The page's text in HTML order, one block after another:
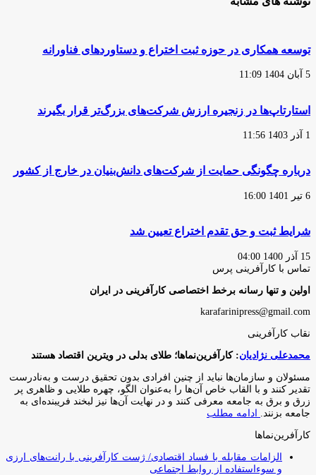
توسعه همکاری در حوزه ثبت اختراع و دستاوردهای فناورانه
5 آبان 1404 11:09
استارتاپ‌ها در زنجیره ارزش شرکت‌های بزرگ‌تر قرار بگیرند
1 آذر 1403 11:56
درباره چگونگی حمایت از شرکت‌های دانش‌بنیان در خارج از کشور
6 تیر 1401 16:00
شرایط ثبت و حق تقدم اختراع تعیین شد
15 آذر 1400 04:00
تماس با کارآفرینی پرس
اولین و تنها رسانه برخط اختصاصی کارآفرینی در ایران
karafarinipress@gmail.com
نقاب کارآفرینی
محمدعلی نژادیان: کارآفرین‌نماها؛ طلای بدلی در ویترین اقتصاد هستند
مسئولان و سازمان‌ها نباید از چنین افرادی بدون تحقیق درست و به‌نادرست
تقدیر کنند و با القاب خاص آ‌ن‌ها را به‌عنوان الگو، چهره طلایی و ظاهری پر
زرق و برق به جامعه معرفی کنند و در نهایت آن‌ها نیز لبخند فریبنده‌ای به
جامعه بزنند.
ادامه مطلب
کارآفرین‌نماها
الزامات مقابله با فساد اقتصادی/ ژست کارآفرینی با رانت‌های ارزی
و سوءاستفاده از روابط اجتماعی